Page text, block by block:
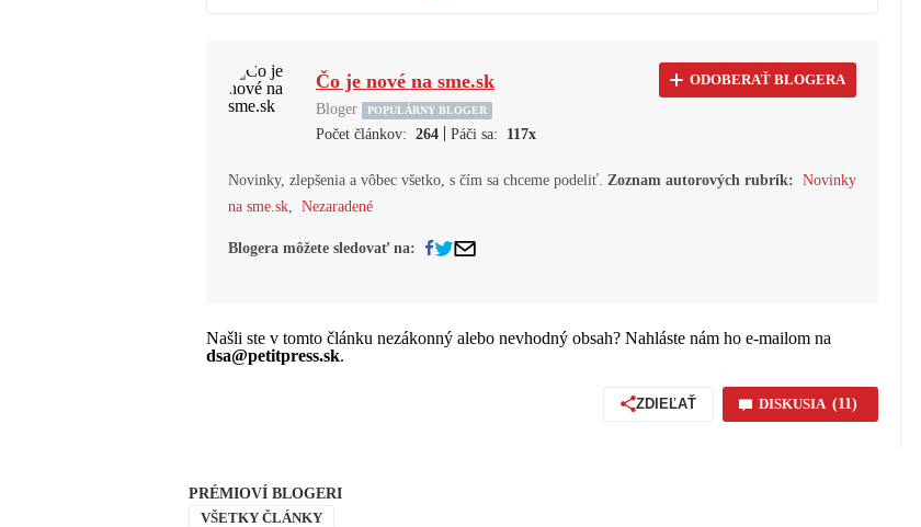
Čo je nové na sme.sk
Bloger POPULÁRNY BLOGER
Počet článkov: 264 | Páči sa: 117x
ODOBERAŤ BLOGERA
Novinky, zlepšenia a vôbec všetko, s čím sa chceme podeliť. Zoznam autorových rubrík: Novinky
na sme.sk
Nezaradené
Blogera môžete sledovať na:
Našli ste v tomto článku nezákonný alebo nevhodný obsah? Nahláste nám ho e-mailom na
dsa@petitpress.sk.
ZDIEĽAŤ DISKUSIA (11)
PRÉMIOVÍ BLOGERI
VŠETKY ČLÁNKY